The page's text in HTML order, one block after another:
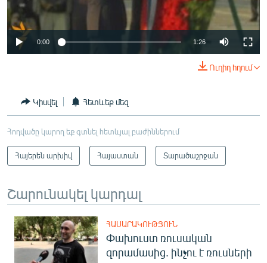
0:00 1:26
Ուղիղ հղում
Կիսվել Հետևեք մեզ
Հոդվածը կարող եք գտնել հետևյալ բաժիններում
Հայերեն արխիվ Հայաստան Տարածաշրջան
Շարունակել կարդալ
ՀԱՍԱՐԱԿՈՒԹՅՈՒՆ
Փախուստ ռուսական
զորամասից. ինչու է ռուսների